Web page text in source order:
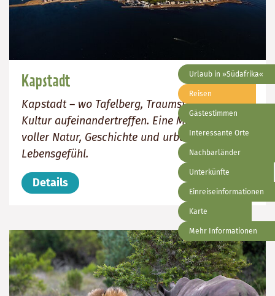
Urlaub in »Südafrika«
Reisen
Gästestimmen
Interessante Orte
Nachbarländer
Unterkünfte
Einreiseinformationen
Karte
Mehr Informationen
Kapstadt
Kapstadt – wo Tafelberg, Traumstrände und
Kultur aufeinandertreffen. Eine Metropole
voller Natur, Geschichte und urbanem
Lebensgefühl.
Details